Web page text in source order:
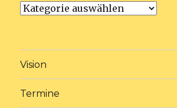
Kategorien
Vision
Termine